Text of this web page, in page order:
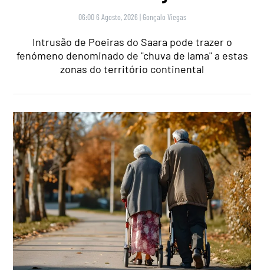
06:00 6 Agosto, 2026 | Gonçalo Viegas
Intrusão de Poeiras do Saara pode trazer o
fenómeno denominado de "chuva de lama" a estas
zonas do território continental